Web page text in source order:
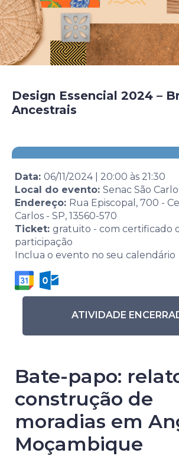
Design Essencial 2024 –
Ancestrais
Data: 06/11/2024| 20:00 às 21:30
Local do evento: Senac São
Endereço: Rua Episcopal, 700 -
Carlos - SP, 13560-570
Ticket: gratuito - com certificado
participação
Inclua o evento no seu calendário
ATIVIDADE
Bate-papo:
construção de
moradias em
Moçambique